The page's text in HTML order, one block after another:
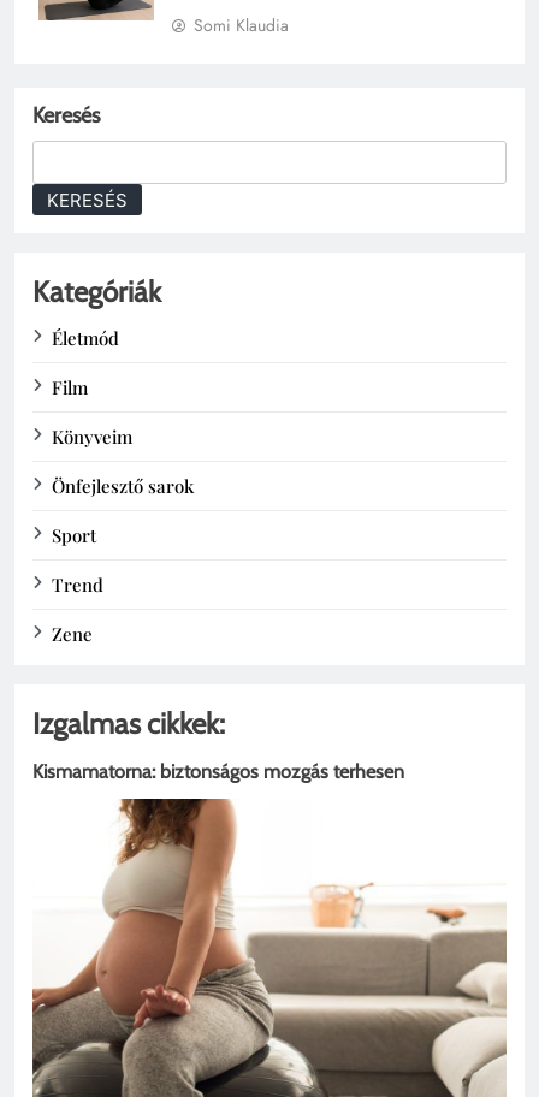
Somi Klaudia
Keresés
KERESÉS
Kategóriák
Életmód
Film
Könyveim
Önfejlesztő sarok
Sport
Trend
Zene
Izgalmas cikkek:
Kismamatorna: biztonságos mozgás terhesen